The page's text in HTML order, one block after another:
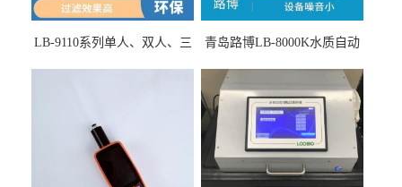
LB-9110系列单人、双人、三
青岛路博LB-8000K水质自动